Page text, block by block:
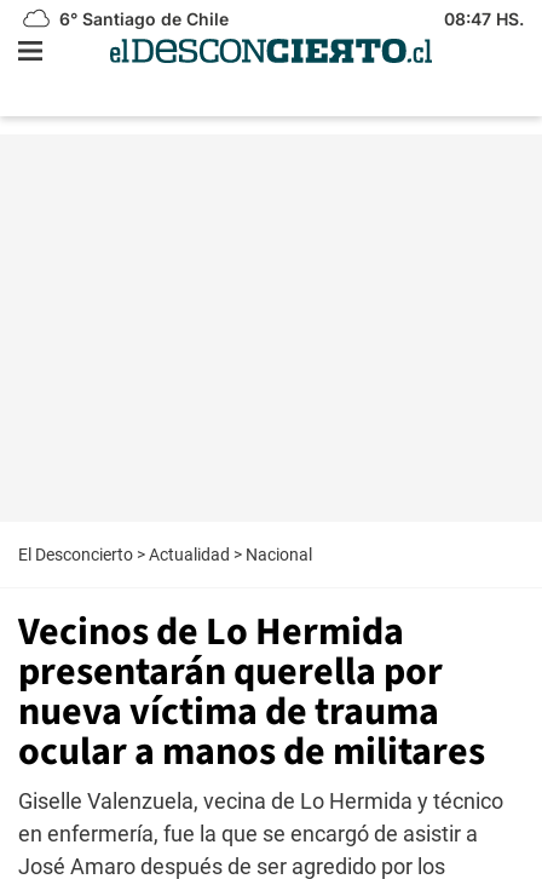
6° Santiago de Chile 08:47 HS.
El Desconcierto >Actualidad > Nacional
Vecinos de Lo Hermida
presentarán querella por
nueva víctima de trauma
ocular a manos de militares
Giselle Valenzuela, vecina de Lo Hermida y técnico
en enfermería, fue la que se encargó de asistir a
José Amaro después de ser agredido por los